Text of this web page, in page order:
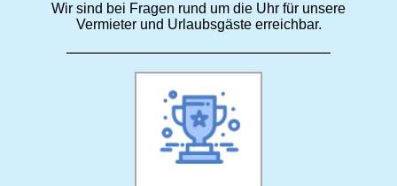
Wir sind bei Fragen rund um die Uhr für unsere
Vermieter und Urlaubsgäste erreichbar.